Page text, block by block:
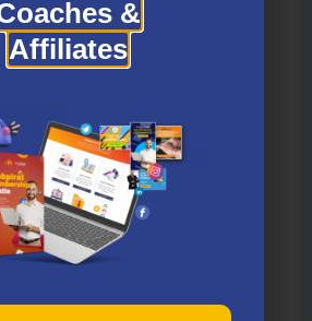
Business Coaching Plus
&
Affiliates